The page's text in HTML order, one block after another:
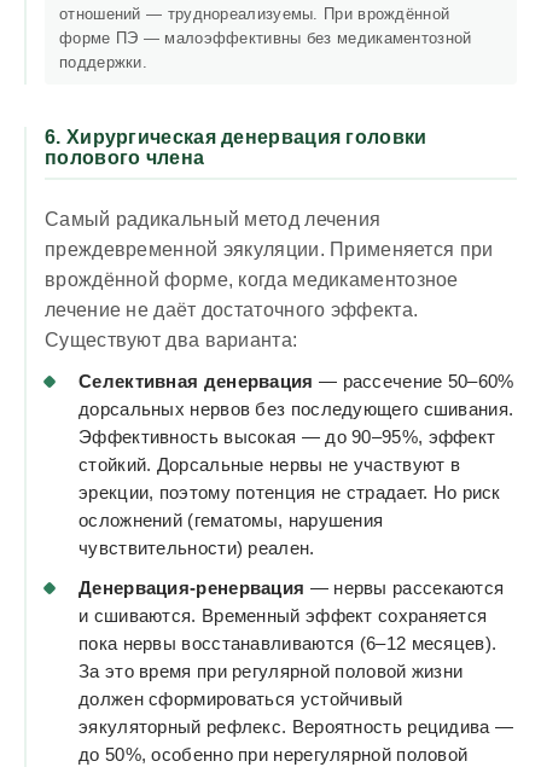
отношений — труднореализуемы. При врождённой
форме ПЭ — малоэффективны без медикаментозной
поддержки.
6. Хирургическая денервация головки
полового члена
Самый радикальный метод лечения
преждевременной эякуляции. Применяется при
врождённой форме, когда медикаментозное
лечение не даёт достаточного эффекта.
Существуют два варианта:
Селективная денервация — рассечение 50–60%
дорсальных нервов без последующего сшивания.
Эффективность высокая — до 90–95%, эффект
стойкий. Дорсальные нервы не участвуют в
эрекции, поэтому потенция не страдает. Но риск
осложнений (гематомы, нарушения
чувствительности) реален.
Денервация-ренервация — нервы рассекаются
и сшиваются. Временный эффект сохраняется
пока нервы восстанавливаются (6–12 месяцев).
За это время при регулярной половой жизни
должен сформироваться устойчивый
эякуляторный рефлекс. Вероятность рецидива —
до 50%, особенно при нерегулярной половой